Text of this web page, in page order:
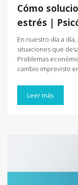
Cómo
estrés |
En nuestro día a
situaciones que
Problemas
cambio imprevisto
Leer más